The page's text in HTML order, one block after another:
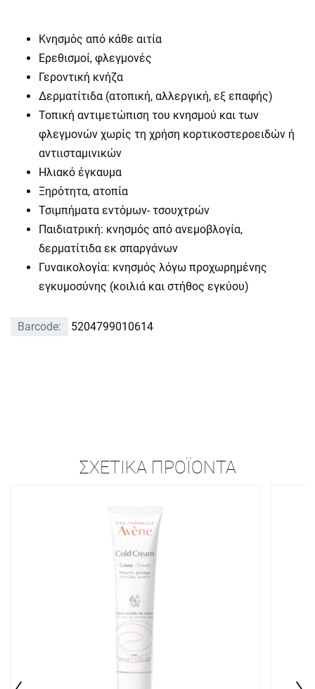
Κνησμός από κάθε αιτία
Ερεθισμοί, φλεγμονές
Γεροντική κνήζα
Δερματίτιδα (ατοπική, αλλεργική, εξ επαφής)
Τοπική αντιμετώπιση του κνησμού και των
φλεγμονών χωρίς τη χρήση κορτικοστεροειδών ή
αντιισταμινικών
Ηλιακό έγκαυμα
Ξηρότητα, ατοπία
Τσιμπήματα εντόμων- τσουχτρών
Παιδιατρική: κνησμός από ανεμοβλογία,
δερματίτιδα εκ σπαργάνων
Γυναικολογία: κνησμός λόγω προχωρημένης
εγκυμοσύνης (κοιλιά και στήθος εγκύου)
Barcode: 5204799010614
ΣΧΕΤΙΚΆ ΠΡΟΪΌΝΤΑ